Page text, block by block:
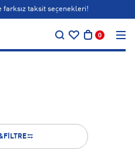
farksız taksit seçenekleri!
0